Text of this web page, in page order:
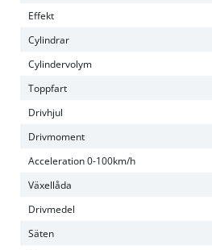
Effekt
Cylindrar
Cylindervolym
Toppfart
Drivhjul
Drivmoment
Acceleration 0-100km/h
Växellåda
Drivmedel
Säten